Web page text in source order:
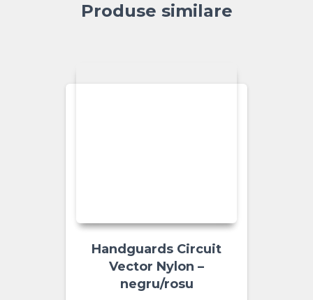
Produse similare
Handguards Circuit
Vector Nylon –
negru/rosu